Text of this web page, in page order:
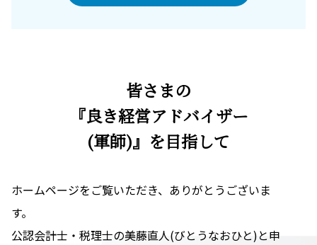
皆さまの
『良き経営アドバイザー
(軍師)』を目指して
ホームページをご覧いただき、ありがとうございま
す。
公認会計士・税理士の美藤直人(びとうなおひと)と申